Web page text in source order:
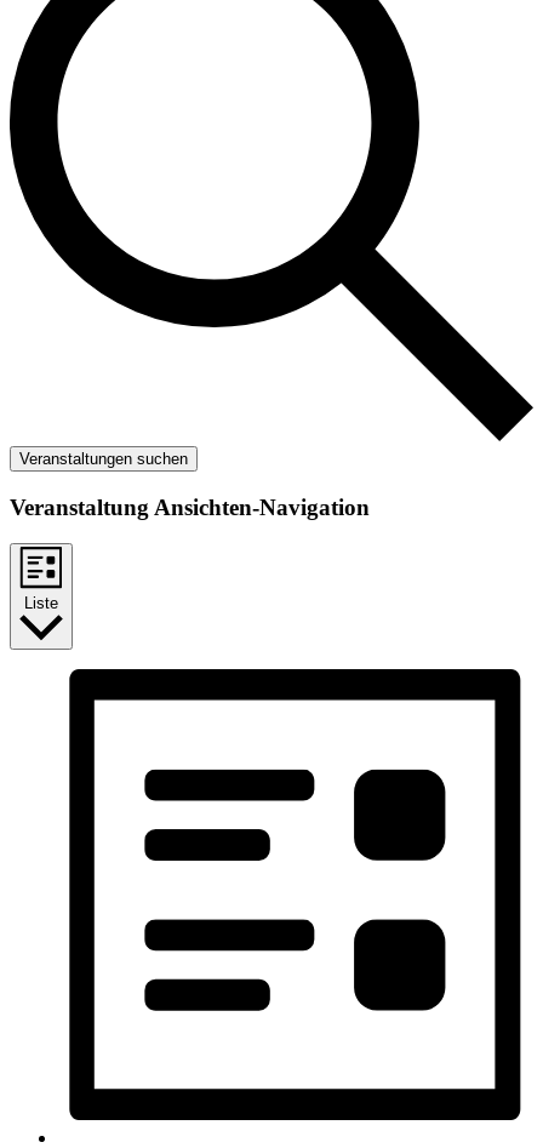
Veranstaltungen suchen
Veranstaltung Ansichten-Navigation
Liste